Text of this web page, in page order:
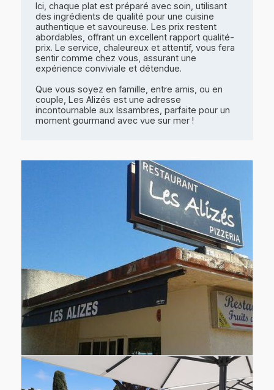
Ici, chaque plat est préparé avec soin, utilisant
des ingrédients de qualité pour une cuisine
authentique et savoureuse. Les prix restent
abordables, offrant un excellent rapport qualité-
prix. Le service, chaleureux et attentif, vous fera
sentir comme chez vous, assurant une
expérience conviviale et détendue.
Que vous soyez en famille, entre amis, ou en
couple, Les Alizés est une adresse
incontournable aux Issambres, parfaite pour un
moment gourmand avec vue sur mer !